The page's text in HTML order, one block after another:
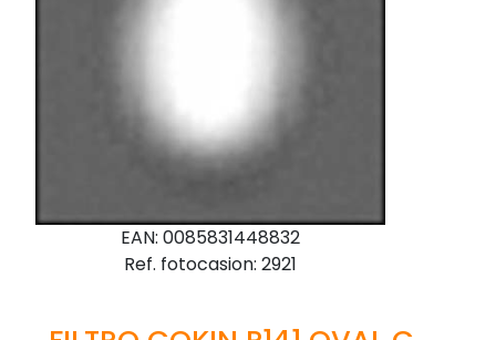
EAN: 0085831448832
Ref. fotocasion: 2921